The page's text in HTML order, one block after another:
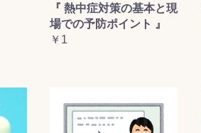
『 熱中症対策の基本と現
場での予防ポイント 』
￥1